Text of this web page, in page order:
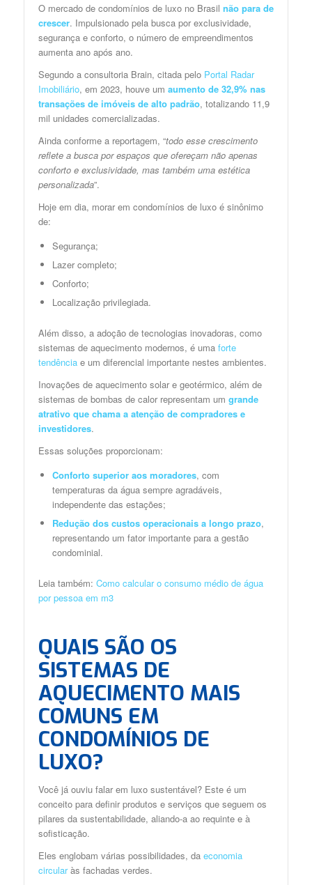
O mercado de condomínios de luxo no Brasil não para de
crescer. Impulsionado pela busca por exclusividade,
segurança e conforto, o número de empreendimentos
aumenta ano após ano.
Segundo a consultoria Brain, citada pelo Portal Radar
Imobiliário, em 2023, houve um aumento de 32,9% nas
transações de imóveis de alto padrão, totalizando 11,9
mil unidades comercializadas.
Ainda conforme a reportagem, “todo esse crescimento
reflete a busca por espaços que ofereçam não apenas
conforto e exclusividade, mas também uma estética
personalizada”.
Hoje em dia, morar em condomínios de luxo é sinônimo
de:
Segurança;
Lazer completo;
Conforto;
Localização privilegiada.
Além disso, a adoção de tecnologias inovadoras, como
sistemas de aquecimento modernos, é uma forte
tendênciae um diferencial importante nestes ambientes.
Inovações de aquecimento solar e geotérmico, além de
sistemas de bombas de calor representam um grande
atrativo que chama a atenção de compradores e
investidores.
Essas soluções proporcionam:
Conforto superior aos moradores, com
temperaturas da água sempre agradáveis,
independente das estações;
Redução dos custos operacionais a longo prazo,
representando um fator importante para a gestão
condominial.
Leia também: Como calcular o consumo médio de água
por pessoa em m3
QUAIS SÃO OS
SISTEMAS DE
AQUECIMENTO MAIS
COMUNS EM
CONDOMÍNIOS DE
LUXO?
Você já ouviu falar em luxo sustentável? Este é um
conceito para definir produtos e serviços que seguem os
pilares da sustentabilidade, aliando-a ao requinte e à
sofisticação.
Eles englobam várias possibilidades, da economia
circularàs fachadas verdes.